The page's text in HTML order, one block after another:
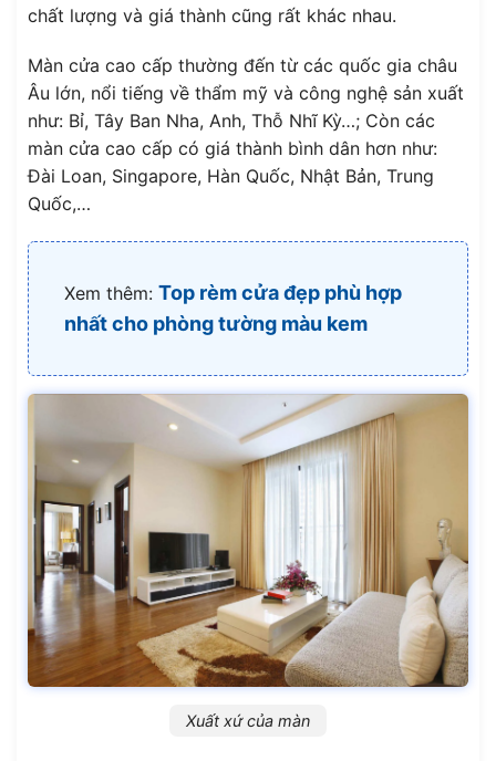
chất lượng và giá thành cũng rất khác nhau.
Màn cửa cao cấp thường đến từ các quốc gia châu
Âu lớn, nổi tiếng về thẩm mỹ và công nghệ sản xuất
như: Bỉ, Tây Ban Nha, Anh, Thỗ Nhĩ Kỳ…; Còn các
màn cửa cao cấp có giá thành bình dân hơn như:
Đài Loan, Singapore, Hàn Quốc, Nhật Bản, Trung
Quốc,…
Xem thêm: Top rèm cửa đẹp phù hợp
nhất cho phòng tường màu kem
Xuất xứ của màn